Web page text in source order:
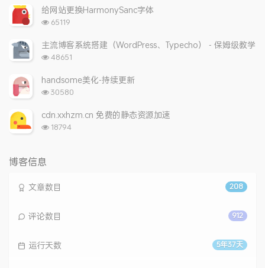
次
数:
给网站更换HarmonySanc字体
浏
次
数:
65119
主流博客系统搭建（WordPress、Typecho） - 保姆级教学
浏
次
数:
48651
handsome美化-持续更新
浏
次
数:
30580
cdn.xxhzm.cn 免费的静态资源加速
浏
18794
博客信息
208
文章数目
912
评论数目
5年37天
运行天数